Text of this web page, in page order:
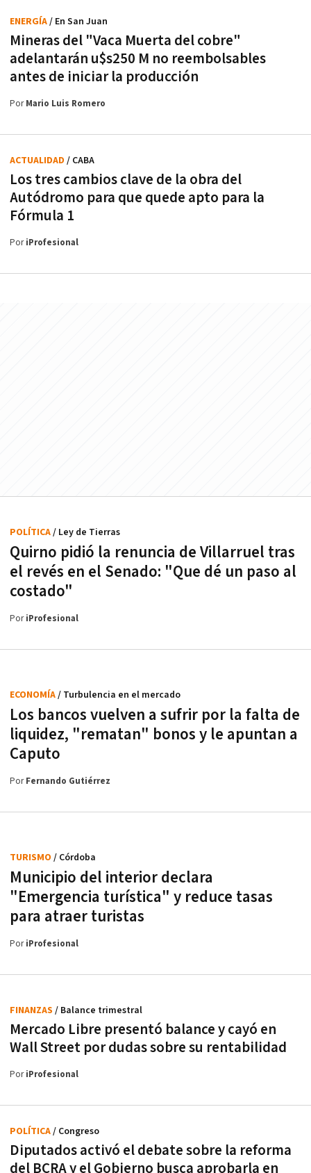
Mineras del "Vaca Muerta del cobre"
adelantarán u$s250 M no reembolsables
antes de iniciar la producción
ENERGÍA/ En San Juan
PorMario Luis Romero
Los tres cambios clave de la obra del
Autódromo para que quede apto para la
Fórmula 1
ACTUALIDAD / CABA
PoriProfesional
Quirno pidió la renuncia de Villarruel tras
el revés en el Senado: "Que dé un paso al
costado"
POLÍTICA/ Ley de Tierras
PoriProfesional
Los bancos vuelven a sufrir por la falta de
liquidez, "rematan" bonos y le apuntan a
Caputo
ECONOMÍA/ Turbulencia en el mercado
PorFernando Gutiérrez
Municipio del interior declara
"Emergencia turística" y reduce tasas
para atraer turistas
TURISMO / Córdoba
PoriProfesional
Mercado Libre presentó balance y cayó en
Wall Street por dudas sobre su rentabilidad
FINANZAS / Balance trimestral
PoriProfesional
Diputados activó el debate sobre la reforma
del BCRA y el Gobierno busca aprobarla en
POLÍTICA/ Congreso